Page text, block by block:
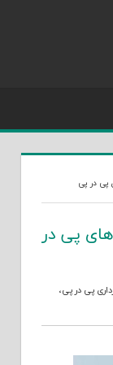
پی در پی
پی در
پی در پی،